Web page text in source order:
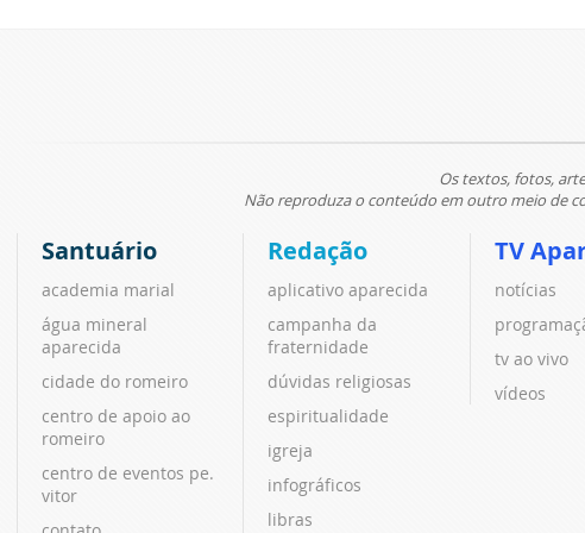
Os textos, fotos,
Não reproduza o conteúdo em outro meio de
Santuário
academia marial
água mineral
aparecida
cidade do romeiro
centro de apoio ao
romeiro
centro de eventos pe.
vitor
Redação
aplicativo aparecida
campanha da
fraternidade
dúvidas religiosas
espiritualidade
igreja
infográficos
libras
TV
notícias
tv ao vivo
vídeos